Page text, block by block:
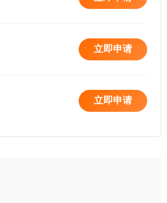
立即申请
立即申请